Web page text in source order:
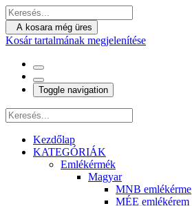
A kosara még üres
Kosár tartalmának megjelenítése
Toggle navigation
Kezdőlap
KATEGÓRIÁK
Emlékérmék
Magyar
MNB emlékérme
MÉE emlékérem